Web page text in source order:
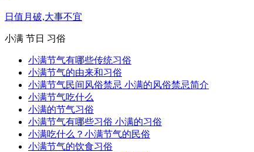
日值月破,大事不宜
小满 节日 习俗
小满节气有哪些传统习俗
小满节气的由来和习俗
小满节气民间风俗禁忌 小满的风俗禁忌简介
小满节气吃什么
小满的节气习俗
小满节气有哪些习俗 小满的习俗
小满吃什么？小满节气的民俗
小满节气的饮食习俗